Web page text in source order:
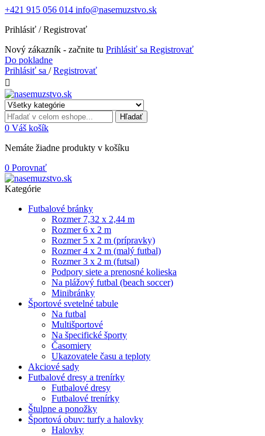
+421 915 056 014 info@nasemuzstvo.sk
Prihlásiť / Registrovať
Nový zákazník - začnite tu Prihlásiť sa Registrovať
Do pokladne
Prihlásiť sa /Registrovať

Hľadať
0 Váš košík
Nemáte žiadne produkty v košíku
0 Porovnať
Kategórie
Futbalové bránky
Rozmer 7,32 x 2,44 m
Rozmer 6 x 2 m
Rozmer 5 x 2 m (prípravky)
Rozmer 4 x 2 m (malý futbal)
Rozmer 3 x 2 m (futsal)
Podpory siete a prenosné kolieska
Na plážový futbal (beach soccer)
Minibránky
Športové svetelné tabule
Na futbal
Multišportové
Na špecifické športy
Časomiery
Ukazovatele času a teploty
Akciové sady
Futbalové dresy a trenírky
Futbalové dresy
Futbalové trenírky
Štulpne a ponožky
Športová obuv: turfy a halovky
Halovky